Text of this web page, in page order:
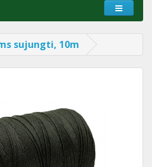
sujungti, 10m